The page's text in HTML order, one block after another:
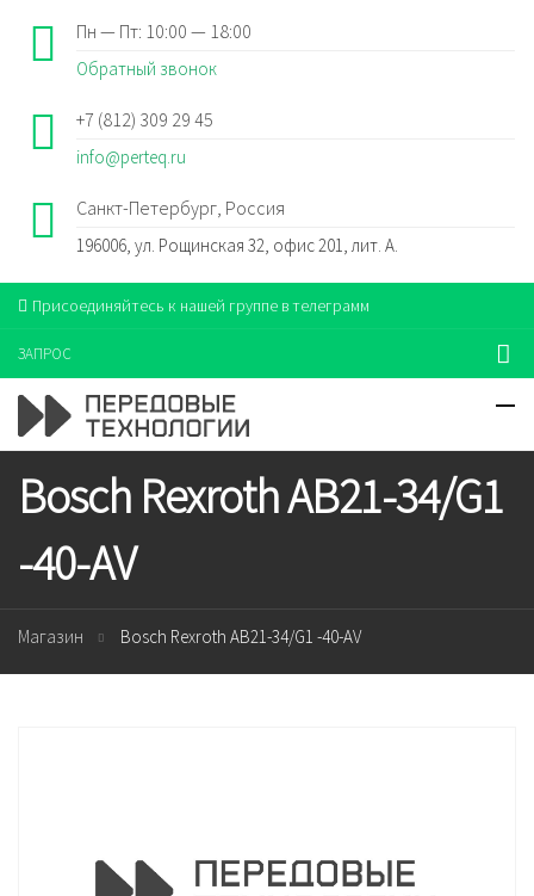
Пн — Пт: 10:00 — 18:00
Обратный звонок
+7 (812) 309 29 45
info@perteq.ru
Санкт-Петербург, Россия
196006, ул. Рощинская 32, офис 201, лит. А.
Присоединяйтесь к нашей группе в телеграмм
ЗАПРОС
Bosch Rexroth AB21-34/G1
-40-AV
Магазин Bosch Rexroth AB21-34/G1 -40-AV